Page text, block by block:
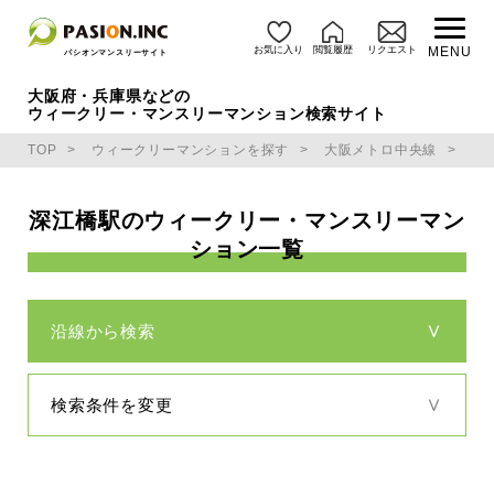
パシオンマンスリーサイト お気に入り 閲覧履歴 リクエスト MENU
大阪府・兵庫県などの
ウィークリー・マンスリーマンション検索サイト
TOP ウィークリーマンションを探す 大阪メトロ中央線
深江橋駅のウィークリー・マンスリーマン
ション一覧
沿線から検索
検索条件を変更